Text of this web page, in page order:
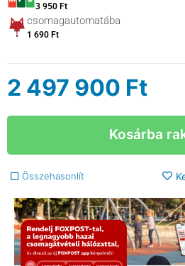
3 950 Ft
csomagautomatába
1 690 Ft
2 497 900 Ft
Kosárba
Összehasonlít